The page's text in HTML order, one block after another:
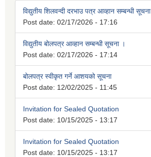
विद्युतीय शिलवन्दी दरभाउ पत्र आव्हान सम्बन्धी सूचना
Post date: 02/17/2026 - 17:16
विद्युतीय बोलपत्र आव्हान सम्बन्धी सूचना ।
Post date: 02/17/2026 - 17:14
बोलपत्र स्वीकृत गर्ने आशयको सूचना
Post date: 12/02/2025 - 11:45
Invitation for Sealed Quotation
Post date: 10/15/2025 - 13:17
Invitation for Sealed Quotation
Post date: 10/15/2025 - 13:17